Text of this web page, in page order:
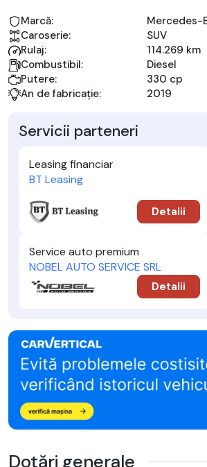
Marcă: Mercedes-
Caroserie:
SUV
Rulaj:
114.269 km
Combustibil:
Diesel
Putere:
330 cp
An de fabricație:
2019
Servicii parteneri
Leasing financiar
BT Leasing
Detalii
Service auto premium
NOBEL AUTO SERVICE SRL
Detalii
Dotări generale